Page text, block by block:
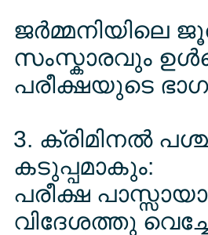
ജര്‍മ്മനിയിലെ
സംസ്കാരവും
പരീക്ഷയുടെ
3. ക്രിമിനല്‍
കടുപ്പമാകും:
പരീക്ഷ
വിദേശത്തു